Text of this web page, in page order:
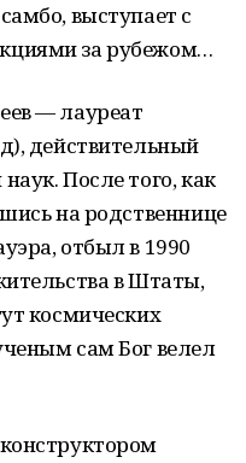
выступает с
за рубежом…
— лауреат
действительный
После того, как
на родственнице
отбыл в 1990
в Штаты,
космических
сам Бог велел